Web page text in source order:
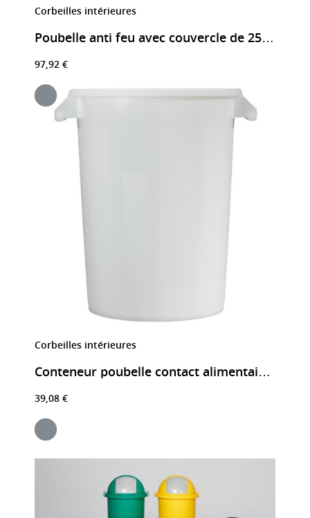
Corbeilles intérieures
Poubelle anti feu avec couvercle de 25 litres
97,92 €
Corbeilles intérieures
Conteneur poubelle contact alimentaire 100 L
39,08 €